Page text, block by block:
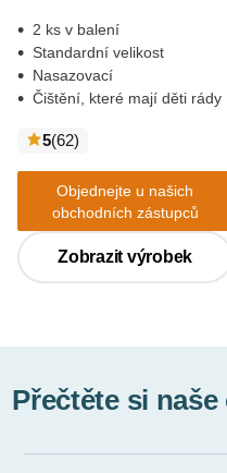
2 ks v balení
Standardní velikost
Nasazovací
Čištění, které mají děti rády
5(62recenze
)
Objednejte u našich
obchodních zástupců
Zobrazit výrobek
Přečtěte si naše